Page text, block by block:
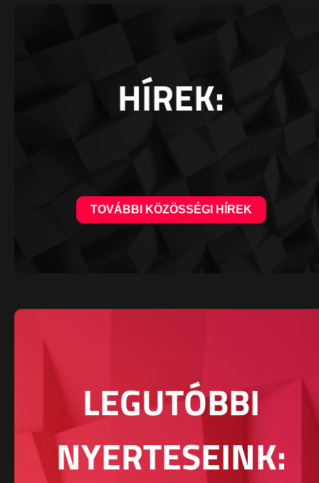
HÍREK:
TOVÁBBI KÖZÖSSÉGI HÍREK
LEGUTÓBBI
NYERTESEINK: